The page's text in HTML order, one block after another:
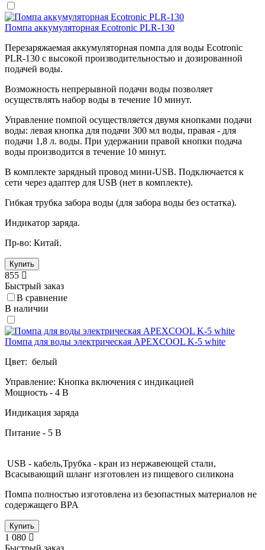
Помпа аккумуляторная Ecotronic PLR-130
Перезаряжаемая аккумуляторная помпа для воды Ecotronic
PLR-130 с высокой производительностью и дозированной
подачей воды.
Возможность непрерывной подачи воды позволяет
осуществлять набор воды в течение 10 минут.
Управление помпой осуществляется двумя кнопками подачи
воды: левая кнопка для подачи 300 мл воды, правая - для
подачи 1,8 л. воды. При удержании правой кнопки подача
воды производится в течение 10 минут.
В комплекте зарядный провод мини-USB. Подключается к
сети через адаптер для USB (нет в комплекте).
Гибкая трубка забора воды (для забора воды без остатка).
Индикатор заряда.
Пр-во: Китай.
Купить
855
Быстрый заказ
В сравнение
В наличии
Помпа для воды электрическая APEXCOOL K-5 white
Цвет: белый
Управление: Кнопка включения с индикацией
Мощность - 4 В
Индикация заряда
Питание - 5 В
USB - кабель,Трубка - кран из нержавеющей стали,
Всасывающий шланг изготовлен из пищевого силикона
Помпа полностью изготовлена из безопастных материалов не
содержащего BPA
Купить
1 080
Быстрый заказ